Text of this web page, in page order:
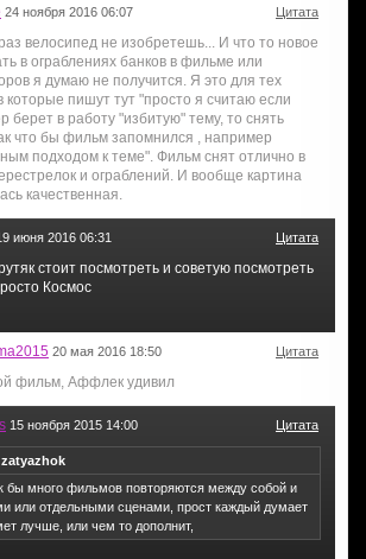
24 ноября 2016 06:07 Цитата
велосипед не изобретешь... И что то новое
в ограблениях банков в фильме или
я думаю не получится. Я это для тех
которые пишут тут "просто я считаю если
берет в работу "избитую" тему, то снять
что бы фильм запомнился , например
подходом к теме". Фильм снят отлично в
и ограблений. И вообще картина
качественная.
июня 2016 06:31 Цитата
стоит посмотреть и советую посмотреть
Космос
20 мая 2016 18:50 Цитата
фильм, Аффлек удивил
15 ноября 2015 14:00 Цитата
zatyazhok
бы много фильмов повторяются между собой и
или отдельными сценами, прост каждый думает
лучше, или чем то дополнит,